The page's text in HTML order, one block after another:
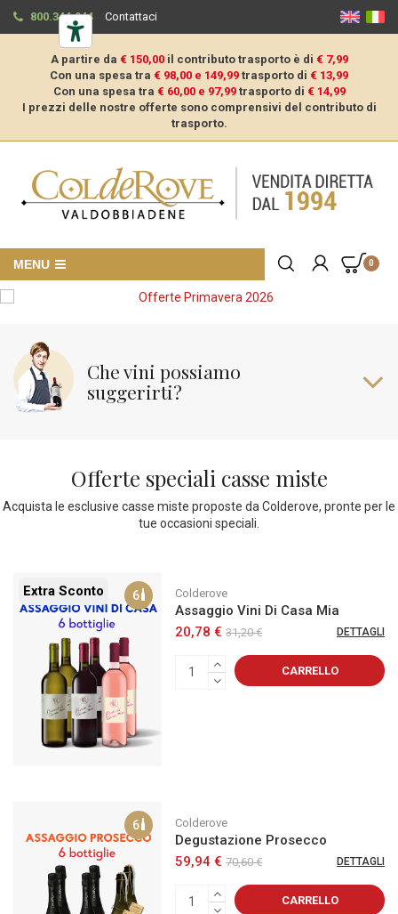
800.344.944 Contattaci
A partire da € 150,00il contributo trasporto è di € 7,99
Con una spesa tra € 98,00 e 149,99 trasporto di € 13,99
Con una spesa tra € 60,00 e 97,99trasporto di € 14,99
I prezzi delle nostre offerte sono comprensivi del contributo di
trasporto.
0
MENU
Che vini possiamo
suggerirti?
Offerte speciali casse miste
Acquista le esclusive casse miste proposte da Colderove, pronte per le
tue occasioni speciali.
Extra Sconto 6 Colderove
Assaggio Vini Di Casa Mia
20,78 €31,20 € DETTAGLI
CARRELLO
6 Colderove
Degustazione Prosecco
59,94 €70,60 € DETTAGLI
CARRELLO